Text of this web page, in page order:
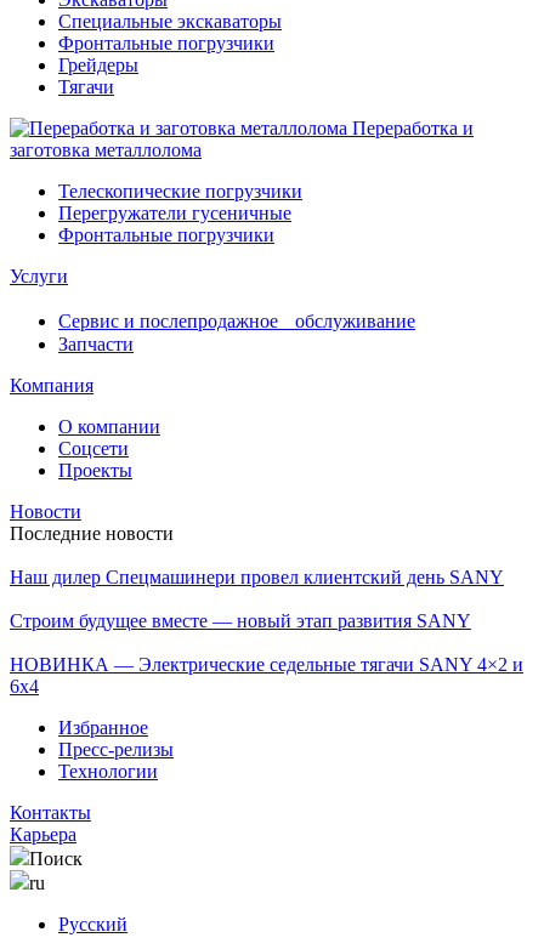
Специальные экскаваторы
Фронтальные погрузчики
Грейдеры
Тягачи
Переработка и
заготовка металлолома
Телескопические погрузчики
Перегружатели гусеничные
Фронтальные погрузчики
Услуги
Сервис и послепродажное обслуживание
Запчасти
Компания
О компании
Соцсети
Проекты
Новости
Последние новости
Наш дилер Спецмашинери провел клиентский день SANY
Строим будущее вместе — новый этап развития SANY
НОВИНКА — Электрические седельные тягачи SANY 4×2 и
6х4
Избранное
Пресс-релизы
Технологии
Контакты
Карьера
Поиск
ru
Русский